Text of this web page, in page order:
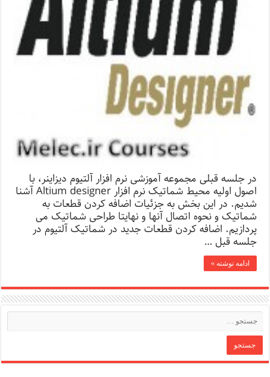
در جلسه قبلی مجموعه آموزشی نرم افزار آلتیوم دیزاینر، با
اصول اولیه محیط شماتیک نرم افزار Altium designer آشنا
شدیم. در این بخش به جزئیات اضافه کردن قطعات به
شماتیک و نحوه اتصال آنها و نهایتا طراحی شماتیک می
پردازیم. اضافه کردن قطعات جدید در شماتیک آلتیوم در
جلسه قبل …
ادامه نوشته »